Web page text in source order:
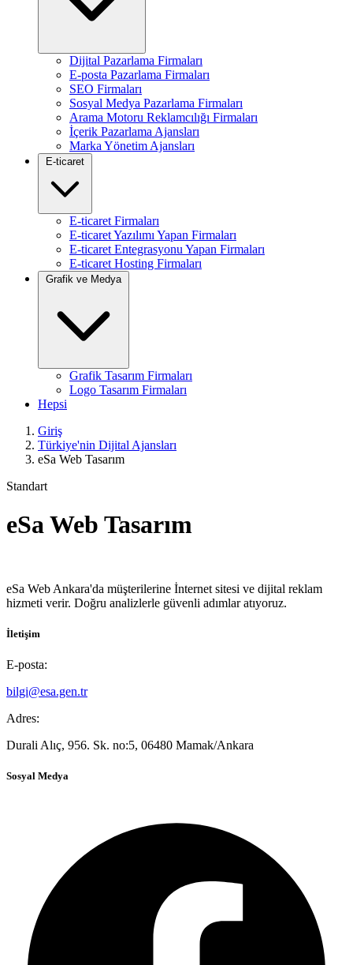
Dijital Pazarlama Firmaları
E-posta Pazarlama Firmaları
SEO Firmaları
Sosyal Medya Pazarlama Firmaları
Arama Motoru Reklamcılığı Firmaları
İçerik Pazarlama Ajansları
Marka Yönetim Ajansları
E-ticaret
E-ticaret Firmaları
E-ticaret Yazılımı Yapan Firmaları
E-ticaret Entegrasyonu Yapan Firmaları
E-ticaret Hosting Firmaları
Grafik ve Medya
Grafik Tasarım Firmaları
Logo Tasarım Firmaları
Hepsi
Giriş
Türkiye'nin Dijital Ajansları
eSa Web Tasarım
Standart
eSa Web Tasarım
eSa Web Ankara'da müşterilerine İnternet sitesi ve dijital reklam
hizmeti verir. Doğru analizlerle güvenli adımlar atıyoruz.
İletişim
E-posta:
bilgi@esa.gen.tr
Adres:
Durali Alıç, 956. Sk. no:5, 06480 Mamak/Ankara
Sosyal Medya